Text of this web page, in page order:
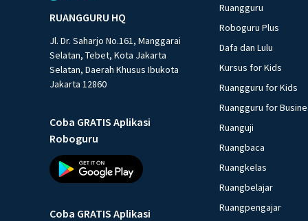
RUANGGURU HQ
Jl. Dr. Saharjo No.161, Manggarai
Selatan, Tebet, Kota Jakarta
Selatan, Daerah Khusus Ibukota
Jakarta 12860
Coba GRATIS Aplikasi
Roboguru
Coba GRATIS Aplikasi
Ruangguru
Roboguru Plus
Dafa dan Lulu
Kursus for Kids
Ruangguru for Kids
Ruangguru for
Ruanguji
Ruangbaca
Ruangkelas
Ruangbelajar
Ruangpengajar